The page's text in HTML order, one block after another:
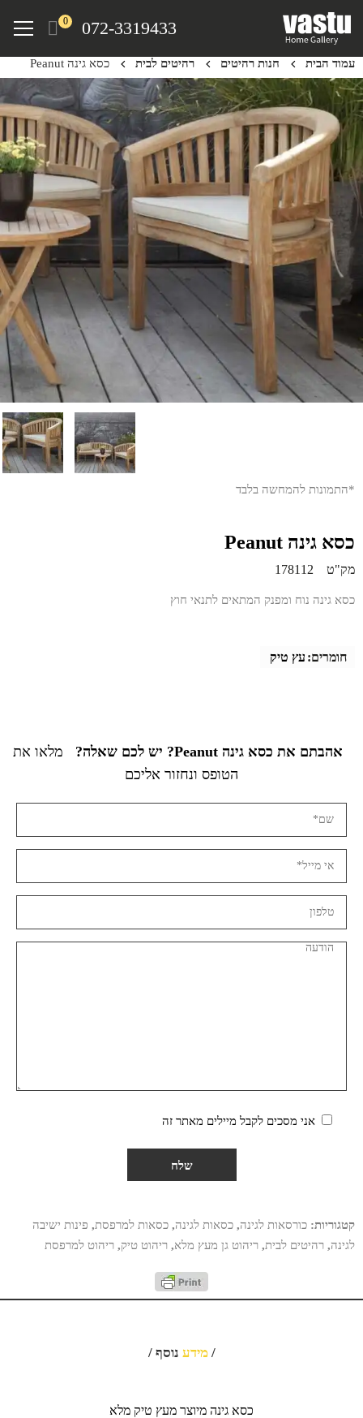
content
072-3319433
0
Menu
עמוד הבית חנות רהיטים רהיטים לבית כסא גינה Peanut
*התמונות להמחשה בלבד
כסא גינה Peanut
מק"ט 178112
כסא גינה נוח ומפנק המתאים לתנאי חוץ
חומרים: עץ טיק
אהבתם את כסא גינה Peanut? יש לכם שאלה?
מלאו את
הטופס ונחזור אליכם
אני מסכים לקבל מיילים מאתר זה
קטגוריות: כורסאות לגינה, כסאות לגינה, כסאות למרפסת, פינות ישיבה
לגינה, רהיטים לבית, ריהוט גן מעץ מלא, ריהוט טיק, ריהוט למרפסת
/ מידע נוסף /
כסא גינה מיוצר מעץ טיק מלא